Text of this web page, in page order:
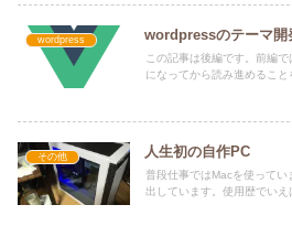
wordpress wordpressのテーマ開
この記事は後編です。前編
になってから読み進めること
その他 人生初の自作PC
普段仕事ではMacを使って
出しています。使用歴でいえ